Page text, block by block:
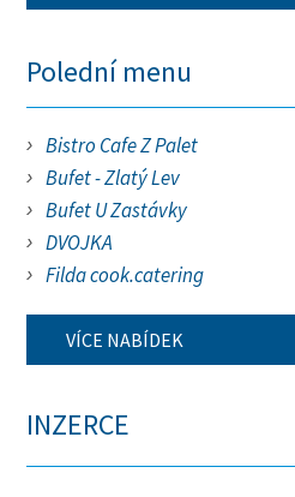
Polední menu
Bistro Cafe Z Palet
Bufet - Zlatý Lev
Bufet U Zastávky
DVOJKA
Filda cook.catering
VÍCE NABÍDEK
INZERCE